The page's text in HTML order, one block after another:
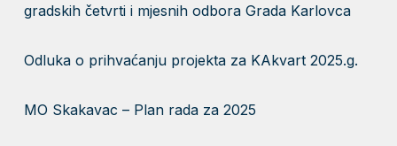
gradskih četvrti i mjesnih odbora Grada Karlovca
Odluka o prihvaćanju projekta za KAkvart 2025.g.
MO Skakavac – Plan rada za 2025